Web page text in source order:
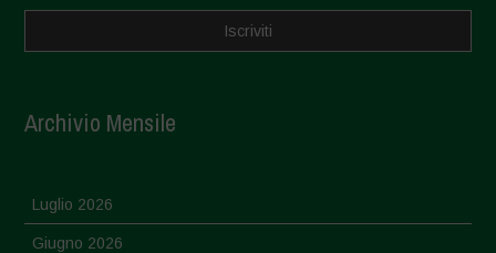
Archivio Mensile
Luglio 2026
Giugno 2026